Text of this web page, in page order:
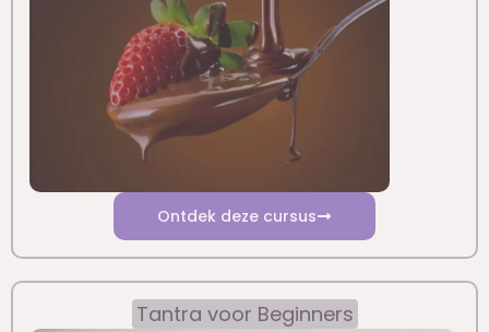
Ontdek deze cursus
Tantra voor Beginners